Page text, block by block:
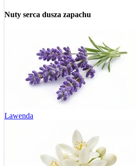
Nuty serca dusza zapachu
Lawenda